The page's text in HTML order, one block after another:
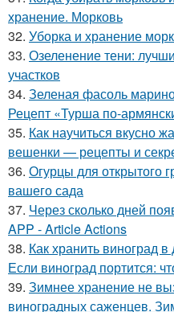
хранение. Морковь
32. Уборка и хранение
33. Озеленение тени:
участков
34. Зеленая фасоль
Рецепт «Турша по-
35. Как научиться вкусно
вешенки — рецепты и
36. Огурцы для открытого
вашего сада
37. Через сколько дней
APP - Article Actions
38. Как хранить виноград
Если виноград портится:
39. Зимнее хранение не
виноградных саженцев.